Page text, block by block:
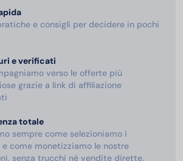
e consigli per decidere in pochi
e verificati
verso le offerte più
grazie a link di affiliazione
totale
sempre come selezioniamo i
come monetizziamo le nostre
senza trucchi né vendite dirette.